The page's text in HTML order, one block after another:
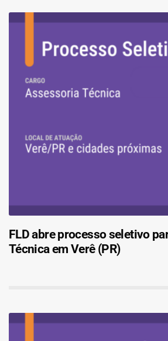
FLD abre processo seletivo
Técnica em Verê (PR)